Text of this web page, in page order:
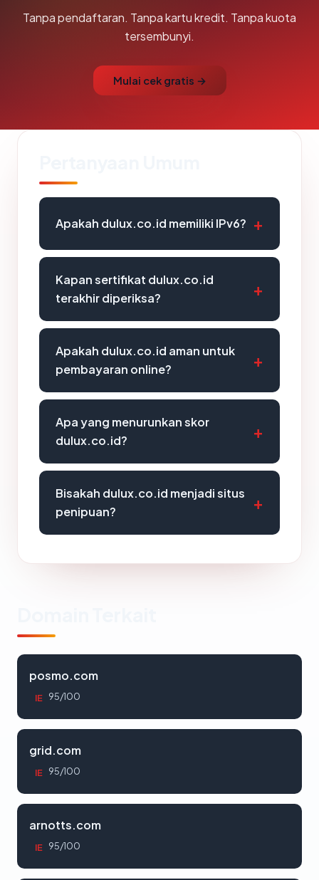
Tanpa pendaftaran. Tanpa kartu kredit. Tanpa kuota
tersembunyi.
Mulai cek gratis →
Apakah dulux.co.id memiliki IPv6?
Kapan sertifikat dulux.co.id
terakhir diperiksa?
Apakah dulux.co.id aman untuk
pembayaran online?
Apa yang menurunkan skor
dulux.co.id?
Bisakah dulux.co.id menjadi situs
penipuan?
posmo.com
IE 95/100
grid.com
IE 95/100
arnotts.com
IE 95/100